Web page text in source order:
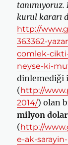
kurul kararı
http://
363362-
comlek-
neyse-ki-
dinlemediği
(http://
2014/) olan
milyon
(http://
e-ak-